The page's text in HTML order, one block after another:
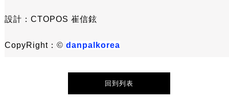
設計：CTOPOS 崔信鉉
CopyRight： © danpalkorea
回到列表